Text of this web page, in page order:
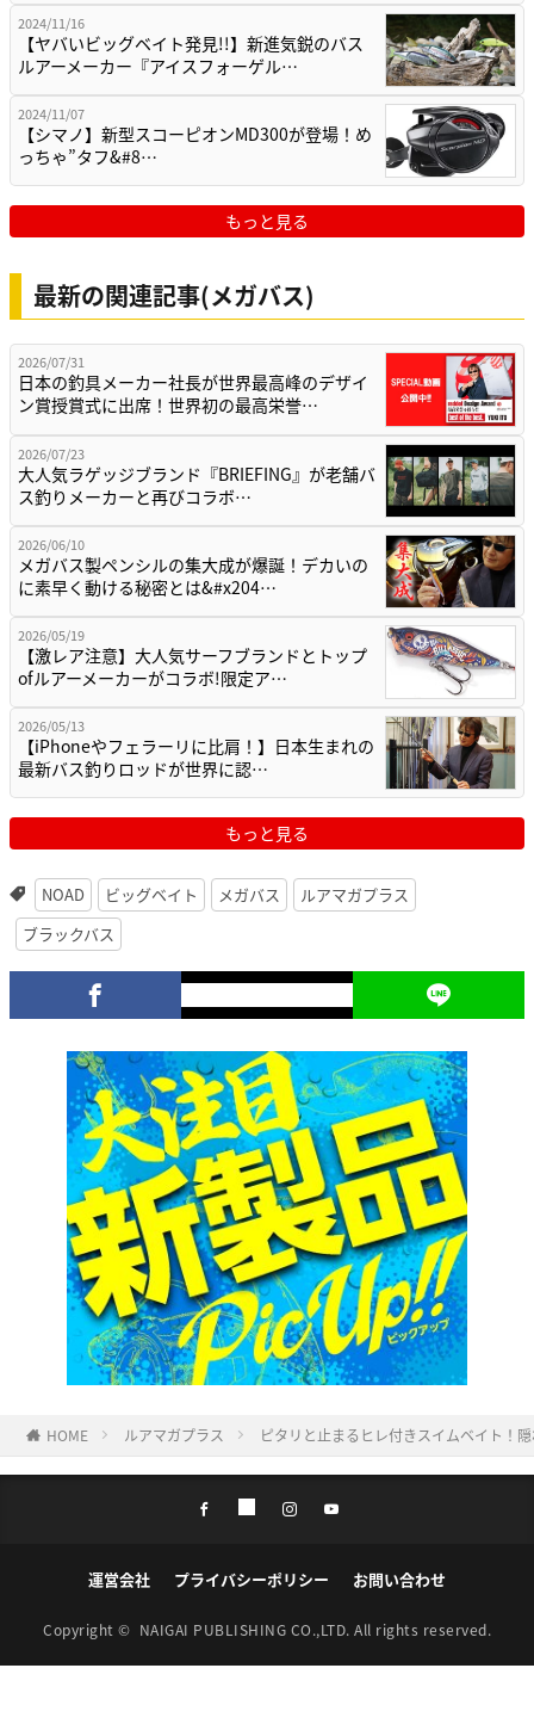
2024/11/16
【ヤバいビッグベイト発見!!】新進気鋭のバス
ルアーメーカー『アイスフォーゲル…
2024/11/07
【シマノ】新型スコーピオンMD300が登場！め
っちゃ”タフ&#8…
もっと見る
最新の関連記事(メガバス)
2026/07/31
日本の釣具メーカー社長が世界最高峰のデザイ
ン賞授賞式に出席！世界初の最高栄誉…
2026/07/23
大人気ラゲッジブランド『BRIEFING』が老舗バ
ス釣りメーカーと再びコラボ…
2026/06/10
メガバス製ペンシルの集大成が爆誕！デカいの
に素早く動ける秘密とは&#x204…
2026/05/19
【激レア注意】大人気サーフブランドとトップ
ofルアーメーカーがコラボ!限定ア…
2026/05/13
【iPhoneやフェラーリに比肩！】日本生まれの
最新バス釣りロッドが世界に認…
もっと見る
NOAD ビッグベイト メガバス
ルアマガプラス
ブラックバス
HOME ルアマガプラス ピタリと止まるヒレ付きスイムベイト！
運営会社 プライバシーポリシー お問い合わせ
Copyright © NAIGAI PUBLISHING CO.,LTD. All rights reserved.